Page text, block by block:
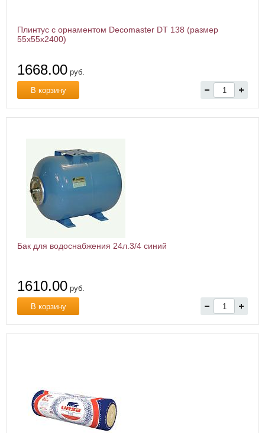
Плинтус с орнаментом Decomaster DT 138 (размер
55x55x2400)
1668.00 руб.
В корзину
Бак для водоснабжения 24л.3/4 синий
1610.00 руб.
В корзину